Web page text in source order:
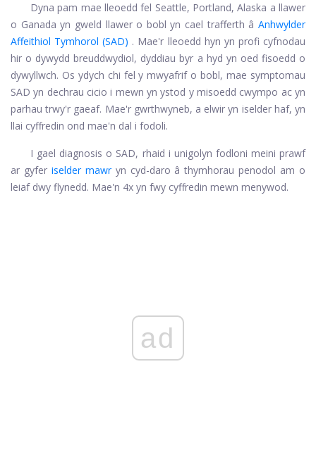
Dyna pam mae lleoedd fel Seattle, Portland, Alaska a llawer
o Ganada yn gweld llawer o bobl yn cael trafferth â Anhwylder
Affeithiol Tymhorol (SAD) . Mae'r lleoedd hyn yn profi cyfnodau
hir o dywydd breuddwydiol, dyddiau byr a hyd yn oed fisoedd o
dywyllwch. Os ydych chi fel y mwyafrif o bobl, mae symptomau
SAD yn dechrau cicio i mewn yn ystod y misoedd cwympo ac yn
parhau trwy'r gaeaf. Mae'r gwrthwyneb, a elwir yn iselder haf, yn
llai cyffredin ond mae'n dal i fodoli.
I gael diagnosis o SAD, rhaid i unigolyn fodloni meini prawf
ar gyfer iselder mawryn cyd-daro â thymhorau penodol am o
leiaf dwy flynedd. Mae'n 4x yn fwy cyffredin mewn menywod.
ad